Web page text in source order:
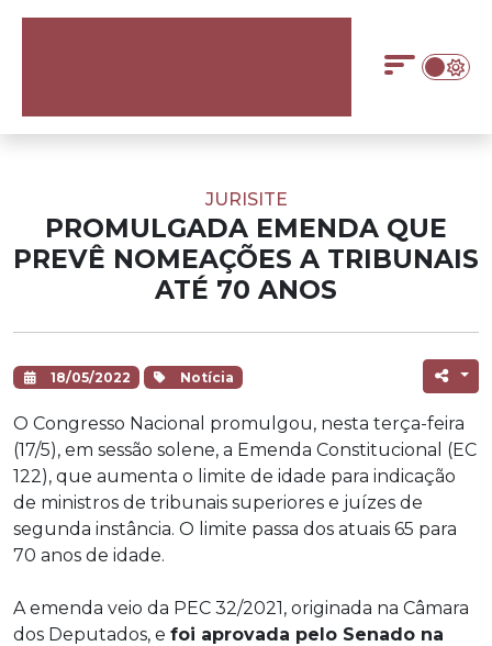
JURISITE
PROMULGADA EMENDA QUE
PREVÊ NOMEAÇÕES A TRIBUNAIS
ATÉ 70 ANOS
18/05/2022 Notícia
O Congresso Nacional promulgou, nesta terça-feira
(17/5), em sessão solene, a Emenda Constitucional (EC
122), que aumenta o limite de idade para indicação
de ministros de tribunais superiores e juízes de
segunda instância. O limite passa dos atuais 65 para
70 anos de idade.
A emenda veio da PEC 32/2021, originada na Câmara
dos Deputados, e foi aprovada pelo Senado na